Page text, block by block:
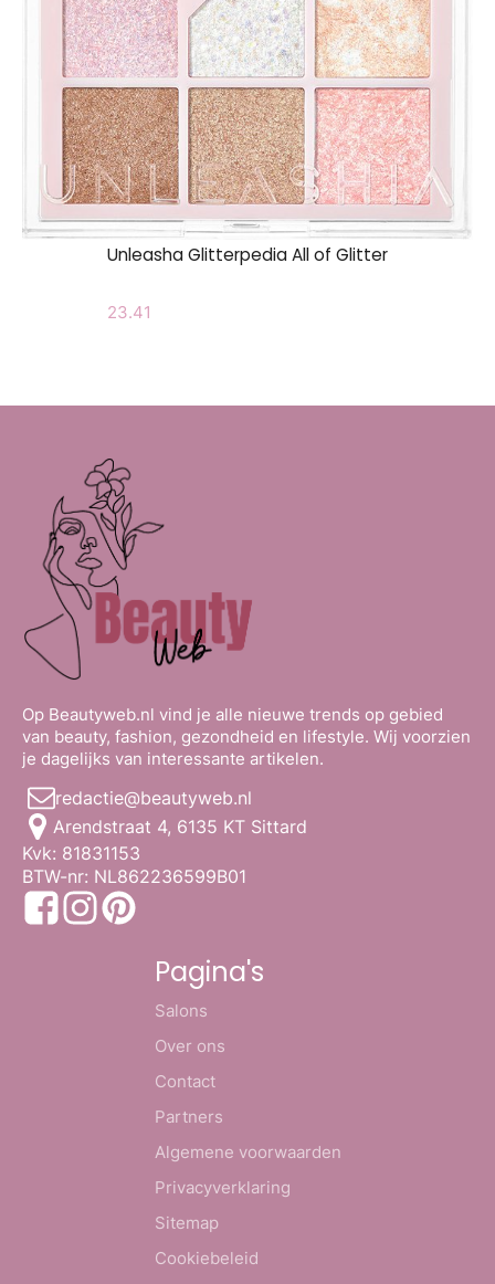
Unleasha Glitterpedia All of Glitter
23.41
Op Beautyweb.nl vind je alle nieuwe trends op gebied
van beauty, fashion, gezondheid en lifestyle. Wij voorzien
je dagelijks van interessante artikelen.
redactie@beautyweb.nl
Arendstraat 4, 6135 KT Sittard
Kvk: 81831153
BTW-nr: NL862236599B01
Pagina's
Salons
Over ons
Contact
Partners
Algemene voorwaarden
Privacyverklaring
Sitemap
Cookiebeleid